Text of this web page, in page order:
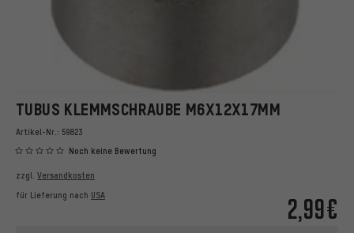
TUBUS KLEMMSCHRAUBE M6X12X17MM
Artikel-Nr.: 59823
Noch keine Bewertung
2,99€
zzgl. Versandkosten
für Lieferung nach USA